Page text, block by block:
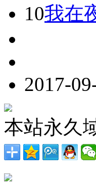
10我在
2017-
本站永久